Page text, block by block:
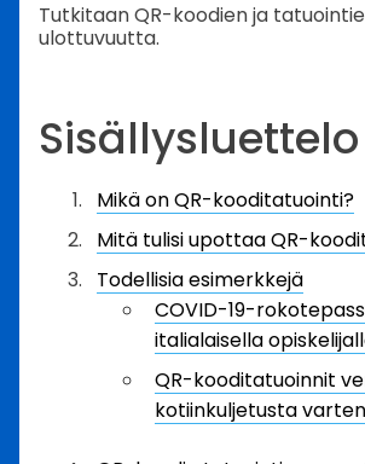
Tutkitaan QR-koodien ja
ulottuvuutta.
Sisällysluettelo
Mikä on QR-kooditatuointi?
Mitä tulisi upottaa QR-
Todellisia esimerkkejä
COVID-19-
italialaisella
QR-kooditatuoinnit
kotiinkuljetusta varten